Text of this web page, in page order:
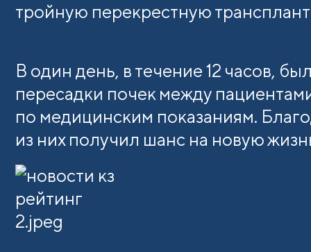
тройную перекрестную
В один день, в течение 12 часов,
пересадки почек между
по медицинским показаниям.
из них получил шанс на новую